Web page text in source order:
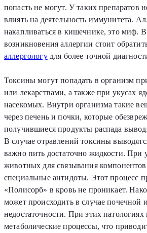
попасть не могут. У таких препаратов
влиять на деятельность иммунитета.
накапливаться в кишечнике, это миф. В
возникновения аллергии стоит
аллергологудля более точной
Токсины могут попадать в организм
или лекарствами, а также при укусах
насекомых. Внутри организма такие
через печень и почки, которые
получившиеся продукты распада
В случае отравлений токсины
важно пить достаточно жидкости. При
животных для связывания
специальные антидоты. Этот процесс
«Полисорб» в кровь не проникает.
может происходить в случае почечной
недостаточности. При этих
метаболические процессы, что